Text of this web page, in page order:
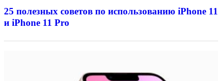
25 полезных советов по использованию iPhone 11
и iPhone 11 Pro